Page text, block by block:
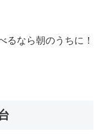
るなら朝のうちに！